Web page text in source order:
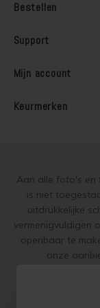
Steigerhout verven
Vurenhout behandelen
Vurenhout olien
Vurenhout beitsen
Kozijnen verven
Olympic Water
Olympic Premium
Bestellen
Support
Mijn account
Keurmerken
Aan alle foto's en
is niet
uitdrukkelijke
vermenigvuldigen
openbaar te
onze
Aanvullende